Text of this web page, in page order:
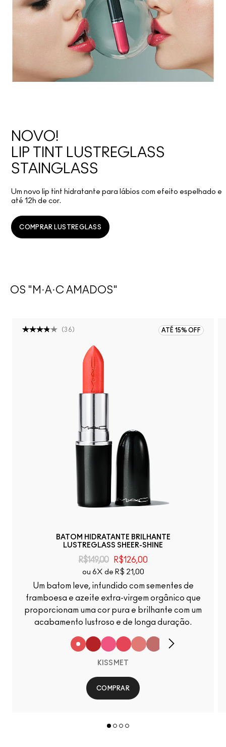
NOVO!
LIP TINT LUSTREGLASS
STAINGLASS
Um novo lip tint hidratante para lábios com efeito espelhado e
até 12h de cor.
COMPRAR LUSTREGLASS
OS "M·A·C AMADOS"
ATÉ 15% OFF
(36 )
BATOM HIDRATANTE BRILHANTE
LUSTREGLASS SHEER-SHINE
R$149,00 R$126,00
ou 6X de R$ 21,00
Um batom leve, infundido com sementes de
framboesa e azeite extra-virgem orgânico que
proporcionam uma cor pura e brilhante com um
acabamento lustroso e de longa duração.
KISSMET
COMPRAR